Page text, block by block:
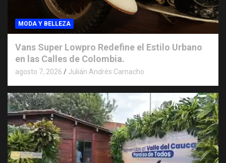
MODA Y BELLEZA
Vans Super Lowpro Redefine el Estilo Urbano
en las Calles de Colombia.
agosto 7, 2026 Julián Andrés Camacho